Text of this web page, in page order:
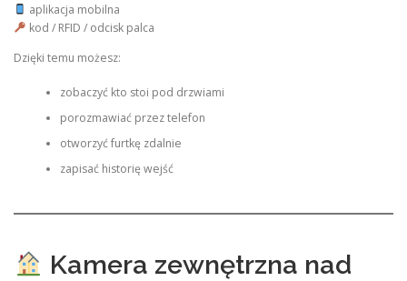
aplikacja mobilna
kod / RFID / odcisk palca
Dzięki temu możesz:
zobaczyć kto stoi pod drzwiami
porozmawiać przez telefon
otworzyć furtkę zdalnie
zapisać historię wejść
Kamera zewnętrzna nad